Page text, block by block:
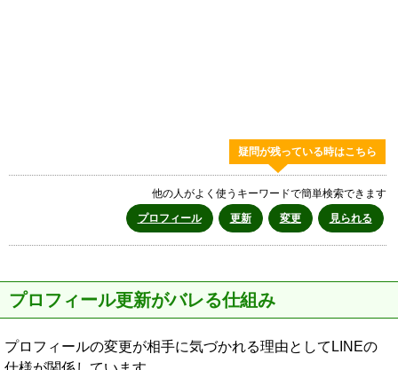
疑問が残っている時はこちら
他の人がよく使うキーワードで簡単検索できます
プロフィール
更新 変更 見られる
プロフィール更新がバレる仕組み
プロフィールの変更が相手に気づかれる理由としてLINEの